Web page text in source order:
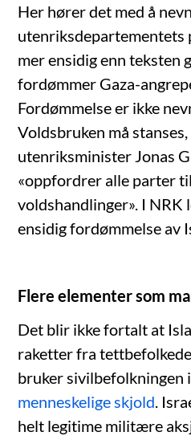
Her hører det med å
utenriksdepartementets
mer ensidig enn teksten
fordømmer Gaza-
Fordømmelse er ikke
Voldsbruken må
utenriksminister Jonas
«oppfordrer alle parter
voldshandlinger». I NRK
ensidig fordømmelse av
Flere elementer som
Det blir ikke fortalt at
raketter fra
bruker sivilbefolkningen
menneskelige skjold .
helt legitime militære